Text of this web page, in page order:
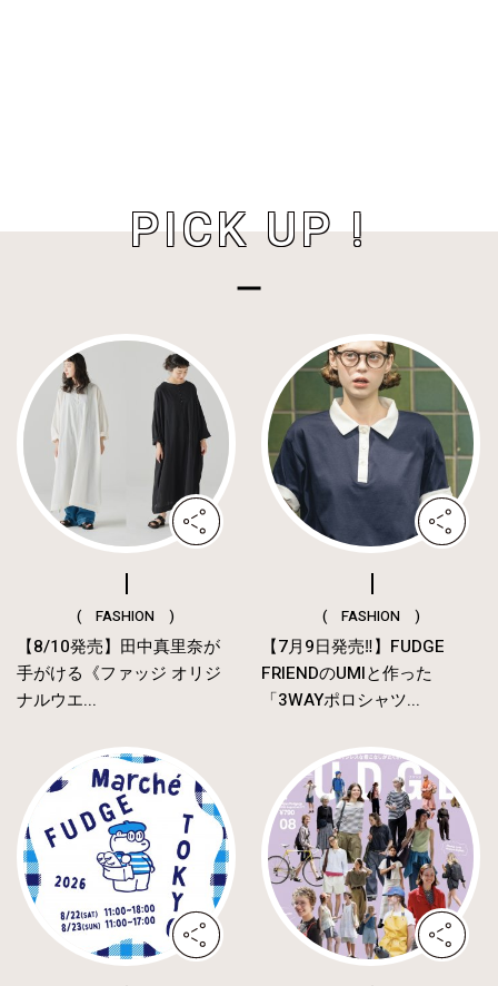
PICK UP !
( FASHION )
【8/10発売】田中真里奈が
手がける《ファッジ オリジ
ナルウエ...
( FASHION )
【7月9日発売‼︎】FUDGE
FRIENDのUMIと作った
「3WAYポロシャツ...